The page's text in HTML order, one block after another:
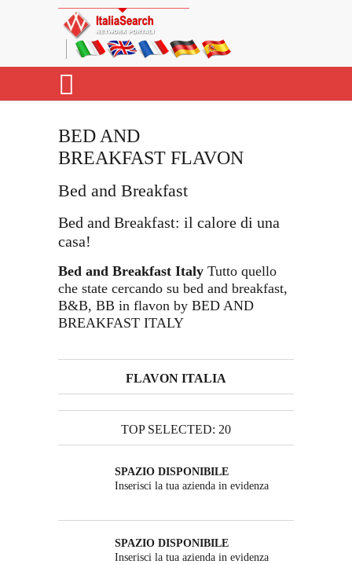
BED AND
BREAKFAST FLAVON
Bed and Breakfast
Bed and Breakfast: il calore di una
casa!
Bed and Breakfast Italy Tutto quello
che state cercando su bed and breakfast,
B&B, BB in flavon by BED AND
BREAKFAST ITALY
FLAVON ITALIA
TOP SELECTED: 20
SPAZIO DISPONIBILE
Inserisci la tua azienda in evidenza
SPAZIO DISPONIBILE
Inserisci la tua azienda in evidenza